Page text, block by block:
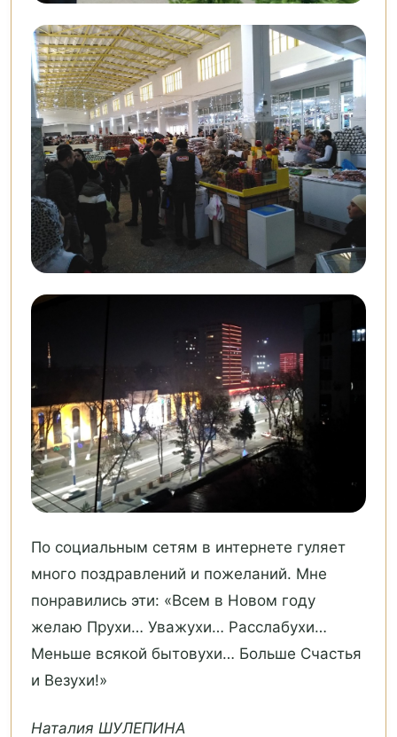
По социальным сетям в интернете гуляет
много поздравлений и пожеланий. Мне
понравились эти: «Всем в Новом году
желаю Прухи… Уважухи… Расслабухи…
Меньше всякой бытовухи… Больше Счастья
и Везухи!»
Наталия ШУЛЕПИНА